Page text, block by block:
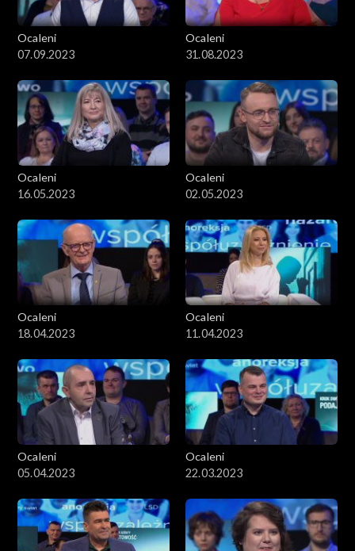
Ocaleni
07.09.2023
Ocaleni
31.08.2023
Ocaleni
16.05.2023
Ocaleni
02.05.2023
Ocaleni
18.04.2023
Ocaleni
11.04.2023
Ocaleni
05.04.2023
Ocaleni
22.03.2023